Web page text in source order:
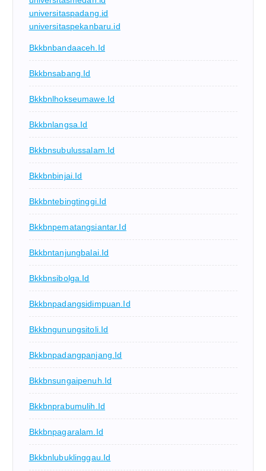
universitaspadang.id
universitaspekanbaru.id
Bkkbnbandaaceh.id
Bkkbnsabang.id
Bkkbnlhokseumawe.id
Bkkbnlangsa.id
Bkkbnsubulussalam.id
Bkkbnbinjai.id
Bkkbntebingtinggi.id
Bkkbnpematangsiantar.id
Bkkbntanjungbalai.id
Bkkbnsibolga.id
Bkkbnpadangsidimpuan.id
Bkkbngunungsitoli.id
Bkkbnpadangpanjang.id
Bkkbnsungaipenuh.id
Bkkbnprabumulih.id
Bkkbnpagaralam.id
Bkkbnlubuklinggau.id